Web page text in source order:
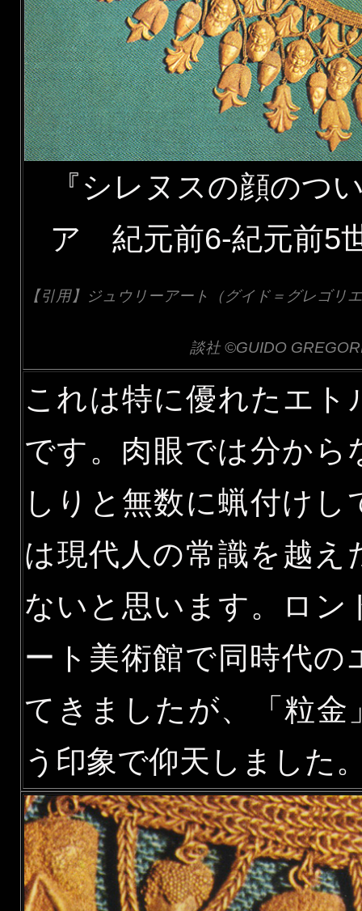
『シレヌスの顔のつ
ア 紀元前6-紀元前5
【引用】ジュウリーアート（グイド＝グレゴ
談社 ©GUIDO
これは特に優れたエ
です。肉眼では分か
しりと無数に蝋付け
は現代人の常識を越
ないと思います。ロ
ート美術館で同時代
てきましたが、「粒金
う印象で仰天しました